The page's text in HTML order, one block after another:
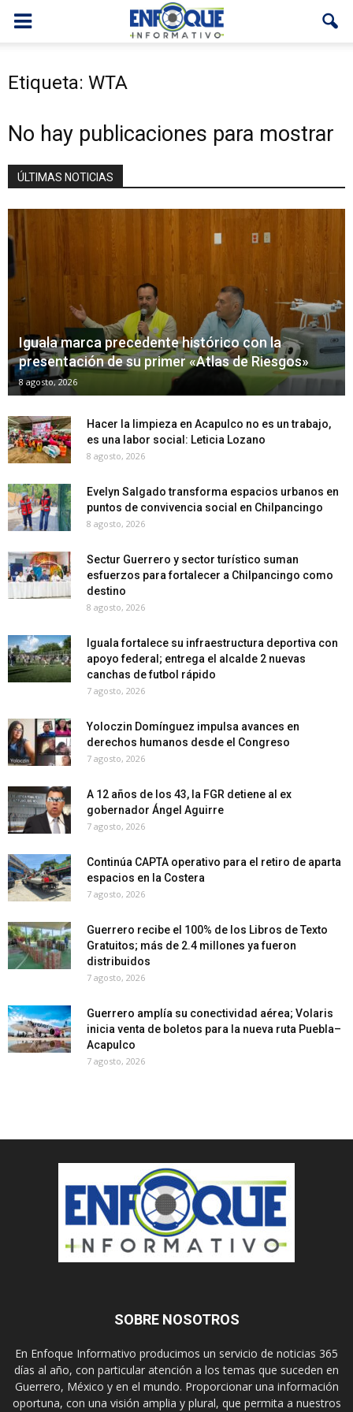
Etiqueta: WTA
No hay publicaciones para mostrar
ÚLTIMAS NOTICIAS
Iguala marca precedente histórico con la
presentación de su primer «Atlas de Riesgos»
8 agosto, 2026
Hacer la limpieza en Acapulco no es un trabajo,
es una labor social: Leticia Lozano
8 agosto, 2026
Evelyn Salgado transforma espacios urbanos en
puntos de convivencia social en Chilpancingo
8 agosto, 2026
Sectur Guerrero y sector turístico suman
esfuerzos para fortalecer a Chilpancingo como
destino
8 agosto, 2026
Iguala fortalece su infraestructura deportiva con
apoyo federal; entrega el alcalde 2 nuevas
canchas de futbol rápido
7 agosto, 2026
Yoloczin Domínguez impulsa avances en
derechos humanos desde el Congreso
7 agosto, 2026
A 12 años de los 43, la FGR detiene al ex
gobernador Ángel Aguirre
7 agosto, 2026
Continúa CAPTA operativo para el retiro de aparta
espacios en la Costera
7 agosto, 2026
Guerrero recibe el 100% de los Libros de Texto
Gratuitos; más de 2.4 millones ya fueron
distribuidos
7 agosto, 2026
Guerrero amplía su conectividad aérea; Volaris
inicia venta de boletos para la nueva ruta Puebla–
Acapulco
7 agosto, 2026
SOBRE NOSOTROS
En Enfoque Informativo producimos un servicio de noticias 365
días al año, con particular atención a los temas que suceden en
Guerrero, México y en el mundo. Proporcionar una información
oportuna, con una visión amplia y plural, que permita a nuestros